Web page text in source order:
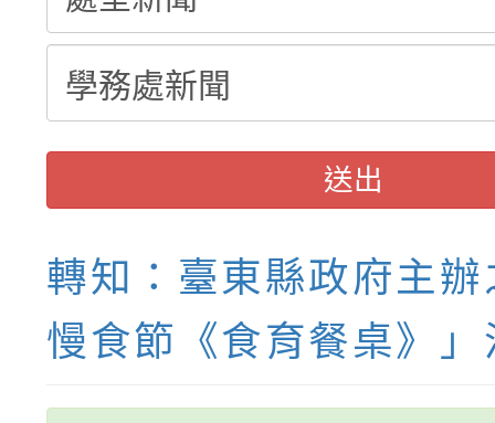
送出
轉知：臺東縣政府主
慢食節《食育餐桌》」